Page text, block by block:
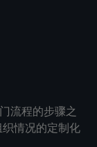
流程的步骤之
情况的定制化